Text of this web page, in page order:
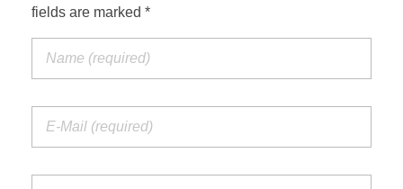
fields are marked *